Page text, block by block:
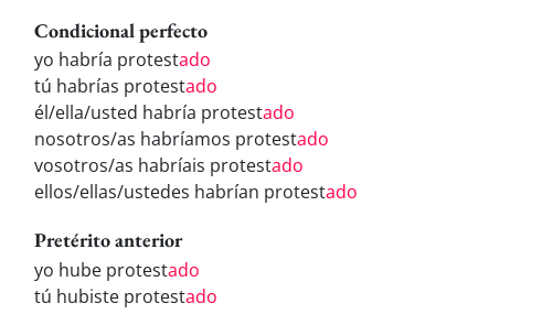
Condicional perfecto
yo habría protestado
tú habrías protestado
él/ella/usted habría protestado
nosotros/as habríamos protestado
vosotros/as habríais protestado
ellos/ellas/ustedes habrían protestado
Pretérito anterior
yo hube protestado
tú hubiste protestado